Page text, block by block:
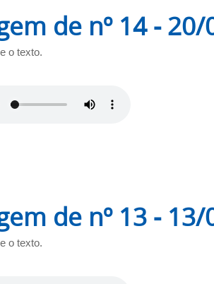
de nº 14 -
o texto.
de nº 13 -
o texto.